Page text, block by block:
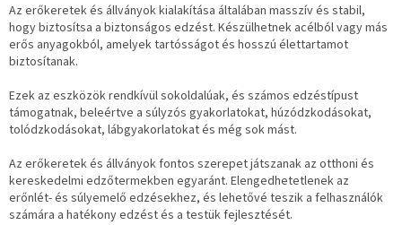
Az erőkeretek és állványok kialakítása általában masszív és stabil,
hogy biztosítsa a biztonságos edzést. Készülhetnek acélból vagy más
erős anyagokból, amelyek tartósságot és hosszú élettartamot
biztosítanak.
Ezek az eszközök rendkívül sokoldalúak, és számos edzéstípust
támogatnak, beleértve a súlyzós gyakorlatokat, húzódzkodásokat,
tolódzkodásokat, lábgyakorlatokat és még sok mást.
Az erőkeretek és állványok fontos szerepet játszanak az otthoni és
kereskedelmi edzőtermekben egyaránt. Elengedhetetlenek az
erőnlét- és súlyemelő edzésekhez, és lehetővé teszik a felhasználók
számára a hatékony edzést és a testük fejlesztését.